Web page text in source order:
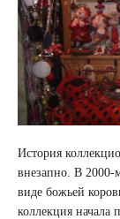
История
внезапно. В 2000-
виде божьей
коллекция начала